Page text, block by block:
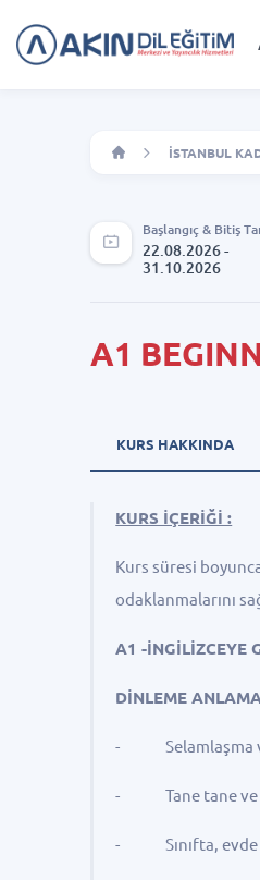
İSTANBUL
Başlangıç & Bitiş
22.08.2026 -
31.10.2026
A1
KURS HAKKINDA
KURS İÇERİĞİ :
Kurs süresi
odaklanmalarını
A1 -İNGİLİZCEYE
DİNLEME
- Selamlaşma ve
- Tane tane ve
- Sınıfta, evde